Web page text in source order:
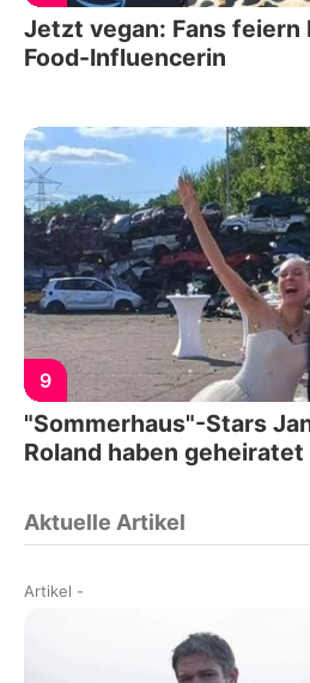
Jetzt vegan: Fans feiern
Food-Influencerin
9
"Sommerhaus"-Stars
Roland haben geheiratet
Aktuelle Artikel
Artikel -